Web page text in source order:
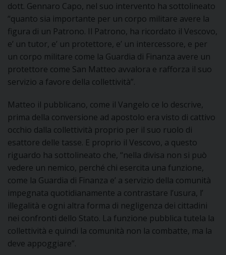
dott. Gennaro Capo, nel suo intervento ha sottolineato
“quanto sia importante per un corpo militare avere la
figura di un Patrono. Il Patrono, ha ricordato il Vescovo,
e’ un tutor, e’ un protettore, e’ un intercessore, e per
un corpo militare come la Guardia di Finanza avere un
protettore come San Matteo avvalora e rafforza il suo
servizio a favore della collettività”.
Matteo il pubblicano, come il Vangelo ce lo descrive,
prima della conversione ad apostolo era visto di cattivo
occhio dalla collettività proprio per il suo ruolo di
esattore delle tasse. E proprio il Vescovo, a questo
riguardo ha sottolineato che, “nella divisa non si può
vedere un nemico, perché chi esercita una funzione,
come la Guardia di Finanza e’ a servizio della comunità
impegnata quotidianamente a contrastare l’usura, l’
illegalità e ogni altra forma di negligenza dei cittadini
nei confronti dello Stato. La funzione pubblica tutela la
collettività e quindi la comunità non la combatte, ma la
deve appoggiare”.